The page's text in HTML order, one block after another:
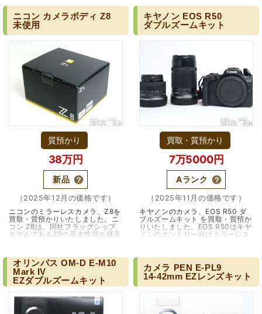
デザイン性を重視し…（大阪市）
型・軽量なボディと扱…（大阪・
箕面市）
ニコン カメラボディ Z8
未使用
質預かり
38万円
新品
（2025年12月の価格です）
ニコンのミラーレスカメラ、Z8を
買取・質預かりいたしました。ニ
コン Z8は、同社フラッグシップ
モデルであるZ9の基本性能を継承
ラとして登場しま…（大阪市）
キヤノン EOS R50
ダブルズームキット
買取・質預かり
7万5000円
Aランク
（2025年11月の価格です）
キヤノンのカメラ、EOS R50 ダ
ブルズームキット を買取・質預か
りいたしました。EOS R50はキヤ
ノンのエントリー向けミラーレス
そして最新の映像…（兵庫・宝
塚・逆瀬川）
オリンパス OM-D E-M10
Mark IV
EZダブルズームキット
カメラ PEN E-PL9
14-42mm EZレンズキット